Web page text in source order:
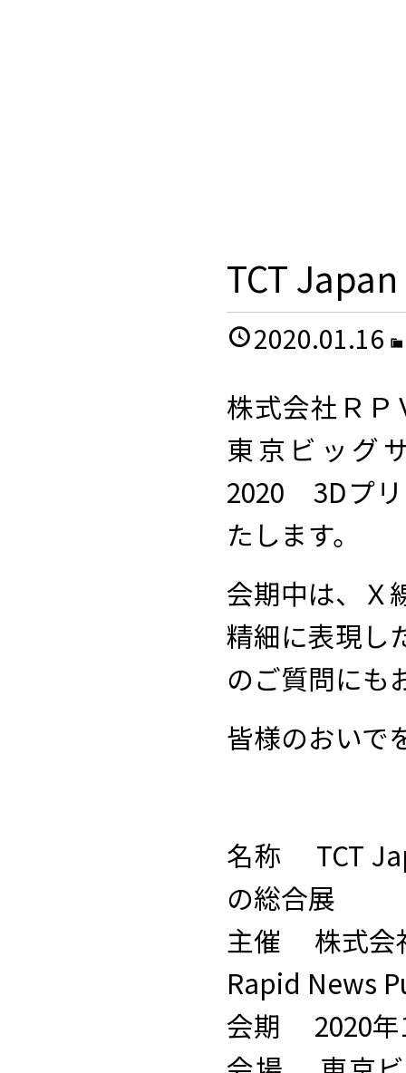
TCT
2020.01.16
株式会社ＲＰ
東京ビッグ
2020 3Dプリ
たします。
会期中は、Ｘ
精細に表現し
のご質問にも
皆様のおいで
名称 TCT
の総合展
主催 株式会
Rapid News
会期 2020年